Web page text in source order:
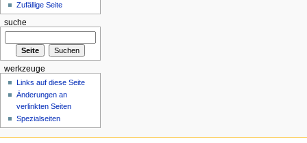
Zufällige Seite
suche
werkzeuge
Links auf diese Seite
Änderungen an
verlinkten Seiten
Spezialseiten